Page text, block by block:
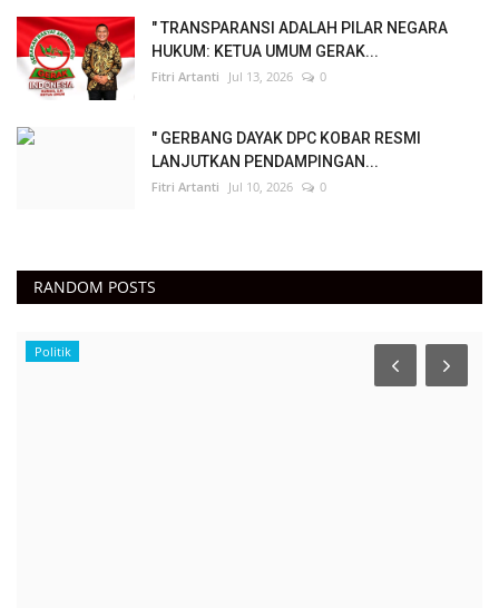
" TRANSPARANSI ADALAH PILAR NEGARA
HUKUM: KETUA UMUM GERAK...
Fitri Artanti Jul 13, 2026 0
" GERBANG DAYAK DPC KOBAR RESMI
LANJUTKAN PENDAMPINGAN...
Fitri Artanti Jul 10, 2026 0
RANDOM POSTS
Politik